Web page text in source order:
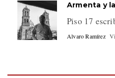
Armenta y
Piso 17
Alvaro Ramírez